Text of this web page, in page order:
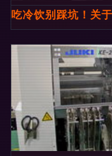
吃冷饮别踩坑！关